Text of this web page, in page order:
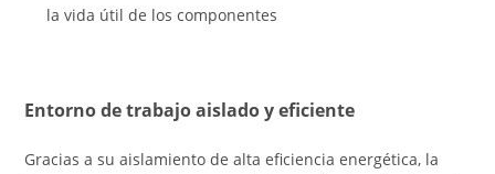
la vida útil de los componentes
Entorno de trabajo aislado y eficiente
Gracias a su aislamiento de alta eficiencia energética, la